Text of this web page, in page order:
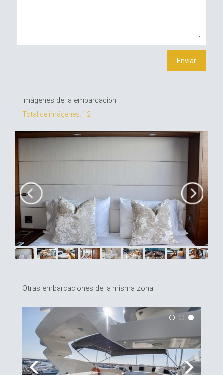
Imágenes de la embarcación
Total de imágenes: 12
Otras embarcaciones de la misma zona